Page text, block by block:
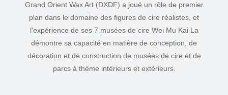
Grand Orient Wax Art (DXDF) a joué un rôle de premier
plan dans le domaine des figures de cire réalistes, et
l'expérience de ses 7 musées de cire Wei Mu Kai La
démontre sa capacité en matière de conception, de
décoration et de construction de musées de cire et de
parcs à thème intérieurs et extérieurs.